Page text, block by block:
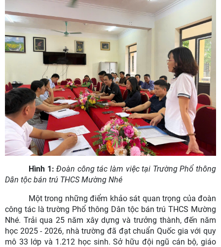
Hình 1: Đoàn công tác làm việc tại Trường Phổ thông
Dân tộc bán trú THCS Mường Nhé
Một trong những điểm khảo sát quan trọng của đoàn
công tác là trường Phổ thông Dân tộc bán trú THCS Mường
Nhé. Trải qua 25 năm xây dựng và trưởng thành, đến năm
học 2025 - 2026, nhà trường đã đạt chuẩn Quốc gia với quy
mô 33 lớp và 1.212 học sinh. Sở hữu đội ngũ cán bộ, giáo